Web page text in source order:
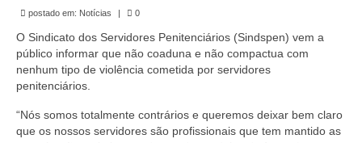
Estatuto do Sindsppen
Tabela Salarial do Sistema Penitenciário
Servidores Penitenciários de Mato Grosso
postado em: Notícias | 0
O Sindicato dos Servidores Penitenciários (Sindspen) vem a
público informar que não coaduna e não compactua com
nenhum tipo de violência cometida por servidores
penitenciários.
“Nós somos totalmente contrários e queremos deixar bem claro
que os nossos servidores são profissionais que tem mantido as